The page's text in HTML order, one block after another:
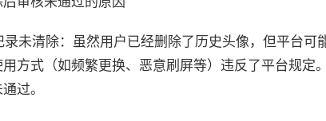
录未清除：虽然用户已经删除了历史头像，但平台
方式（如频繁更换、恶意刷屏等）违反了平台规定
过。